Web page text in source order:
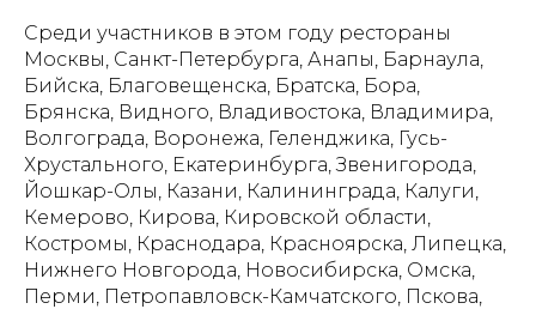
Среди участников в этом году рестораны
Москвы, Санкт-Петербурга, Анапы, Барнаула,
Бийска, Благовещенска, Братска, Бора,
Брянска, Видного, Владивостока, Владимира,
Волгограда, Воронежа, Геленджика, Гусь-
Хрустального, Екатеринбурга, Звенигорода,
Йошкар-Олы, Казани, Калининграда, Калуги,
Кемерово, Кирова, Кировской области,
Костромы, Краснодара, Красноярска, Липецка,
Нижнего Новгорода, Новосибирска, Омска,
Перми, Петропавловск-Камчатского, Пскова,